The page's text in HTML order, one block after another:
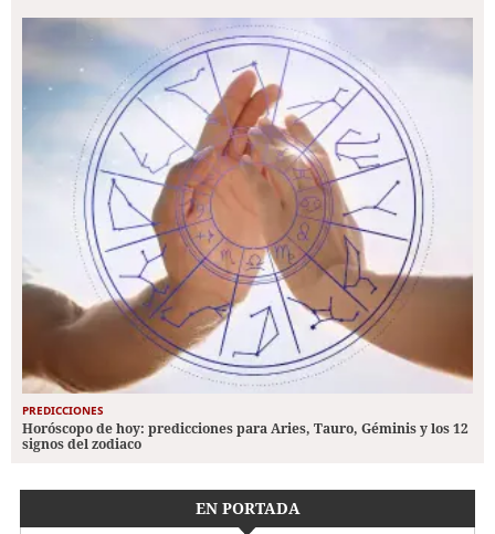
PREDICCIONES
Horóscopo de hoy: predicciones para Aries, Tauro, Géminis y los 12
signos del zodiaco
EN PORTADA